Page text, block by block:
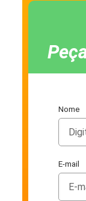
Nome
E-mail